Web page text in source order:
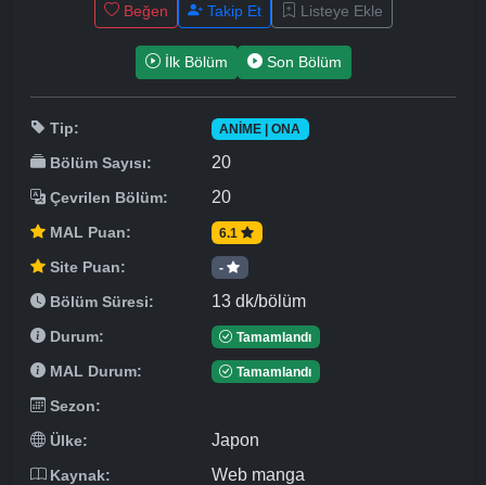
Beğen Takip Et Listeye Ekle
İlk Bölüm Son Bölüm
Tip: ANIME | ONA
Bölüm Sayısı: 20
Çevrilen Bölüm: 20
MAL Puan: 6.1
Site Puan: -
Bölüm Süresi: 13 dk/bölüm
Durum: Tamamlandı
MAL Durum: Tamamlandı
Sezon:
Ülke:
Japon
Kaynak: Web manga